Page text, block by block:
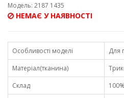
Модель: 2187 1435
НЕМАЄ У НАЯВНОСТІ
Особливості моделі
Для
Матеріал(тканина)
Склад